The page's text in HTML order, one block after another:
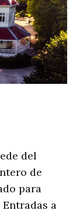
del
de
para
a